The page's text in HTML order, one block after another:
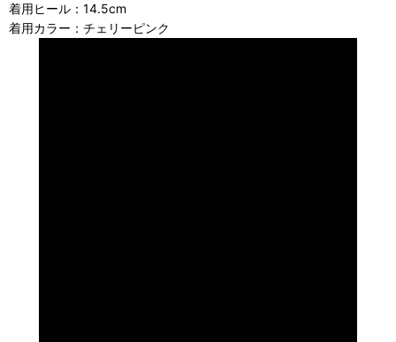
着用ヒール：14.5cm
着用カラー：チェリーピンク